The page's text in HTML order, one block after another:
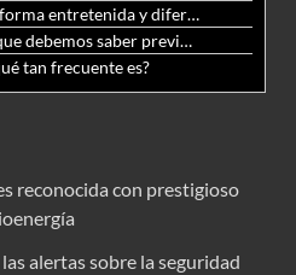
8. Diego Te lo Explica, una forma entretenida y diferente de aprender matemáticas y ciencias
9. Crédito hipotecario: lo que debemos saber previo a adquirir nuestra vivienda
tan frecuente es?
reconocida con prestigioso
alertas sobre la seguridad